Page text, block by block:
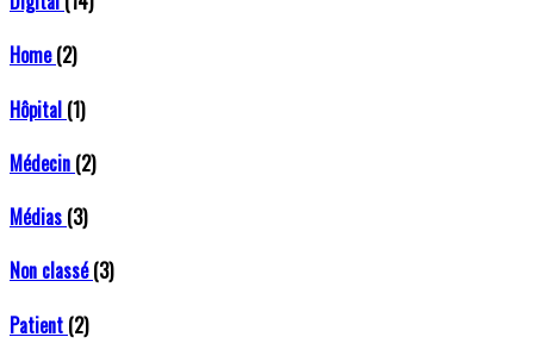
Home(2)
Hôpital (1)
Médecin (2)
Médias (3)
Non classé(3)
Patient (2)